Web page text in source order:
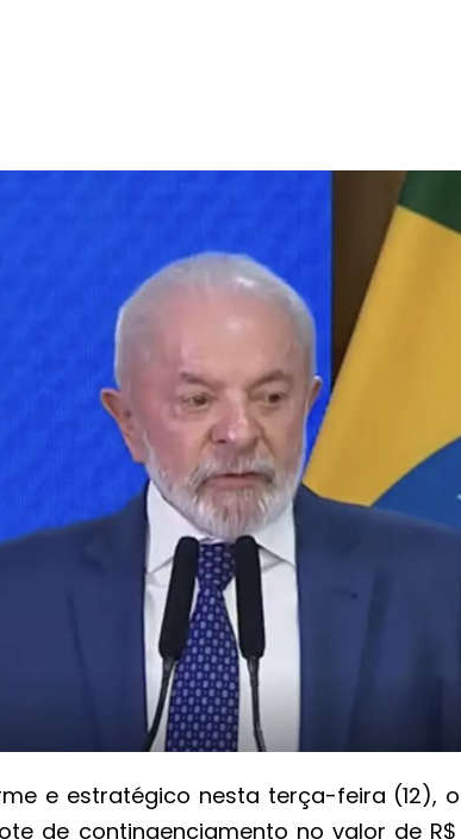
e estratégico nesta terça-feira (12), o
de contingenciamento no valor de